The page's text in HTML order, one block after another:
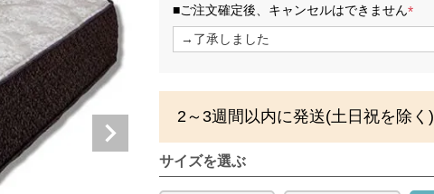
須
)
■ご注文確定後、キャンセルはできません
(
必
2～3週間以内に発送(土日祝を除く)
サイズを選ぶ